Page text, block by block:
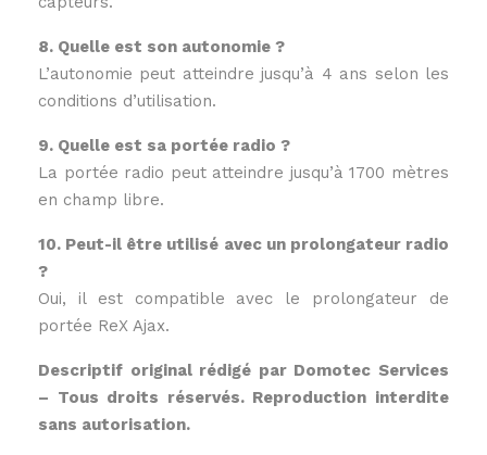
8. Quelle est son autonomie ?
L’autonomie peut atteindre jusqu’à 4 ans selon les
conditions d’utilisation.
9. Quelle est sa portée radio ?
La portée radio peut atteindre jusqu’à 1700 mètres
en champ libre.
10. Peut-il être utilisé avec un prolongateur radio
?
Oui, il est compatible avec le prolongateur de
portée ReX Ajax.
Descriptif original rédigé par Domotec Services
– Tous droits réservés. Reproduction interdite
sans autorisation.